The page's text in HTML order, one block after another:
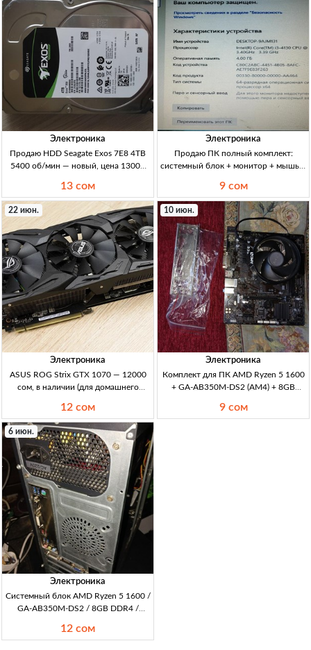
Dota2,
Электроника
Продаю HDD Seagate Exos 7E8 4TB
5400 об/мин — новый, цена 13000
7E8, 4TB, 5400rpm, новый, для ПК/
сервера, диск для хранения данных
13 сом
Электроника
Продаю ПК полный комплект:
системный блок + монитор + мышь +
GHz) — Кыргызстан ПК ПК:
системник+монитор+мышь+клава,
CPU iGPU Intel HD 4400, 2 ядра/4
потока, 3.40GHz, L3 кэш 3MB, D
9 сом
22 июн.
Электроника
ASUS ROG Strix GTX 1070 — 12000
сом, в наличии (для домашнего
Strix; пломбы на месте; домашнее
использ.; цена 12000 KGS.
12 сом
10 июн.
Электроника
Комплект для ПК AMD Ryzen 5 1600
+ GA-AB350M-DS2 (AM4) + 8GB
продажа б/у в Кыргызстане CPU
9 сом
6 июн.
Электроника
Системный блок AMD Ryzen 5 1600 /
GA-AB350M-DS2 / 8GB DDR4 /
Ryzen 5 1600 (6c/12t) + mATX B350
12 сом